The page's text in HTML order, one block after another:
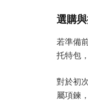
選購
若準備
托特包
對於初
屬項鍊